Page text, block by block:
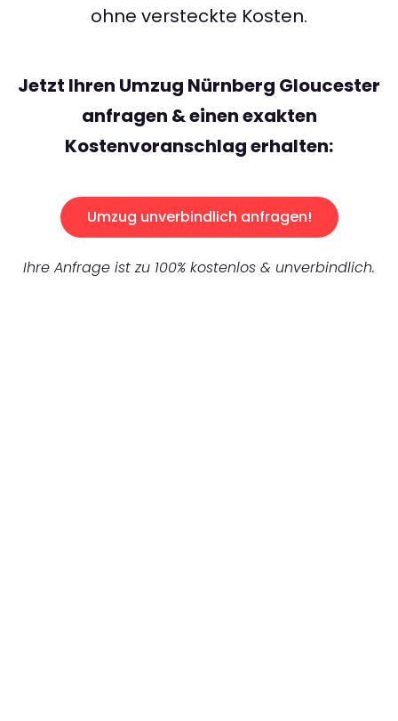
ohne versteckte Kosten.
Jetzt Ihren Umzug Nürnberg Gloucester
anfragen & einen exakten
Kostenvoranschlag erhalten:
Umzug unverbindlich anfragen!
Ihre Anfrage ist zu 100% kostenlos & unverbindlich.